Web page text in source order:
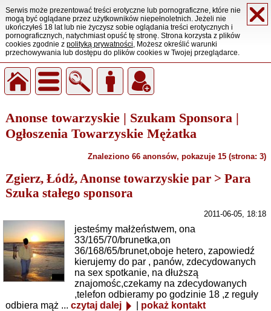
Serwis może prezentować treści erotyczne lub pornograficzne, które nie
mogą być oglądane przez użytkowników niepełnoletnich. Jeżeli nie
ukończyłeś 18 lat lub nie życzysz sobie oglądania treści erotycznych i
pornograficznych, natychmiast opuść tę stronę. Strona korzysta z plików
cookies zgodnie z polityką prywatności, Możesz określić warunki
przechowywania lub dostępu do plików cookies w Twojej przeglądarce.
Anonse towarzyskie | Szukam Sponsora |
Ogłoszenia Towarzyskie Mężatka
Znaleziono 66 anonsów, pokazuje 15 (strona: 3)
Zgierz, Łódż, Anonse towarzyskie par > Para
Szuka stałego sponsora
2011-06-05, 18:18
jesteśmy małżeństwem, ona
33/165/70/brunetka,on
36/168/65/brunet,oboje hetero, zapowiedź
kierujemy do par , panów, zdecydowanych
na sex spotkanie, na dłuższą
znajomośc,czekamy na zdecydowanych
,telefon odbieramy po godzinie 18 ,z reguły
odbiera mąż ... czytaj dalej pokaż kontakt